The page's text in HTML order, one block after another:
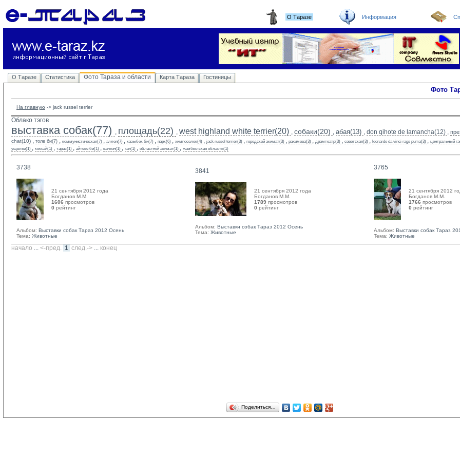
О Таразе Информация
О Таразе Статистика Фото Тараза и области Карта Тараза Гостиницы
Фото
На главную -> jack russel terrier
Облако тэгов
выставка собак(77) , площадь(22) , west highland white terrier(20) , собаки(20) , абая(13) , don qihote de lamancha(12) ,
chat(10) , толе би(7) , коммунистическая(7) , аллея(7) , казыбек би(7) , парк(6) , химпоселок(4) , jack russel terrier(3) , городской акимат(3) , рахимова(3) , драмтеатр(3) , советская(3) , leonardo da vinci rags puma(3) , центральный
ущелье(1) , коксай(1) , тараз(1) , айтеке би(1) , каньон(1) , гаи(1) , областной акимат(1) , жамбылская область(1)
3738
21 сентября 2012 года
Богданов М.М.
1606 просмотров
0 рейтинг
Альбом: Выставки собак Тараз 2012 Осень
Тема: Животные
3841
21 сентября 2012 года
Богданов М.М.
1789 просмотров
0 рейтинг
Альбом: Выставки собак Тараз 2012 Осень
Тема: Животные
3765
21 сентября 2012
Богданов М.М.
1766 просмотров
0 рейтинг
Альбом: Выставки собак Тараз
Тема: Животные
начало ... <-пред. 1 след.-> ... конец
Поделиться…